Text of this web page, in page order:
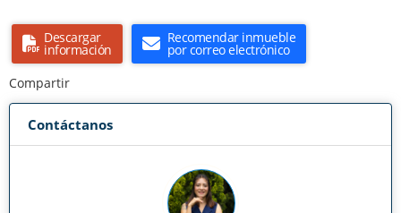
Descargar
información
Recomendar inmueble
por correo electrónico
Compartir
Contáctanos